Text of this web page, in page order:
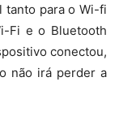
tanto para o Wi-fi
Fi e o Bluetooth
conectou,
não irá perder a